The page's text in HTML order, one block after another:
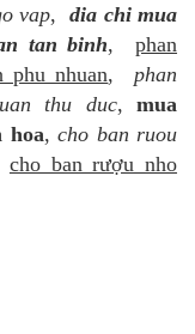
vap, dia chi mua
tan binh,phan
phu nhuan, phan
thu duc,mua
hoa,cho ban ruou
cho ban rượu nho